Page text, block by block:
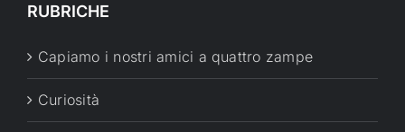
RUBRICHE
Capiamo i nostri amici a quattro zampe
Curiosità